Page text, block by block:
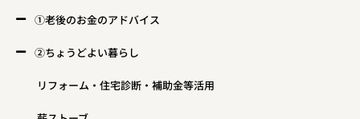
①老後のお金のアドバイス
②ちょうどよい暮らし
リフォーム・住宅診断・補助金等活用